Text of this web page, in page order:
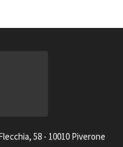
58 - 10010 Piverone